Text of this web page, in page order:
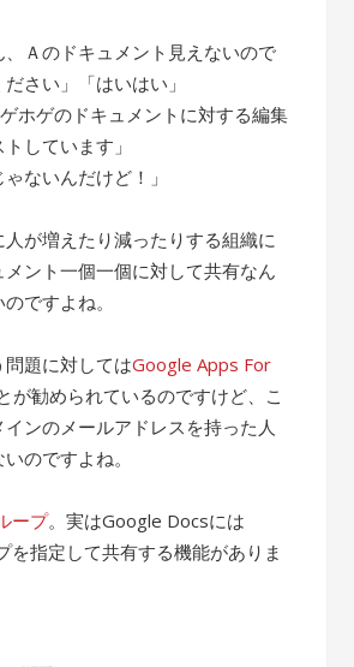
、Ａのドキュメント見えないので
さい」「はいはい」
ゲホゲのドキュメントに対する編集
しています」
ゃないんだけど！」
人が増えたり減ったりする組織に
ント一個一個に対して共有なん
ですよね。
題に対してはGoogle Apps For
が勧められているのですけど、こ
ンのメールアドレスを持った人
のですよね。
ープ。実はGoogle Docsには
を指定して共有する機能がありま